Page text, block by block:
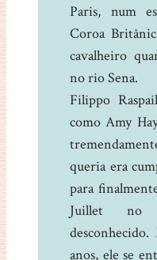
Paris, num
Coroa
cavalheiro
no rio Sena.
Filippo
como Amy
queria era
para
Juillet
anos, ele se